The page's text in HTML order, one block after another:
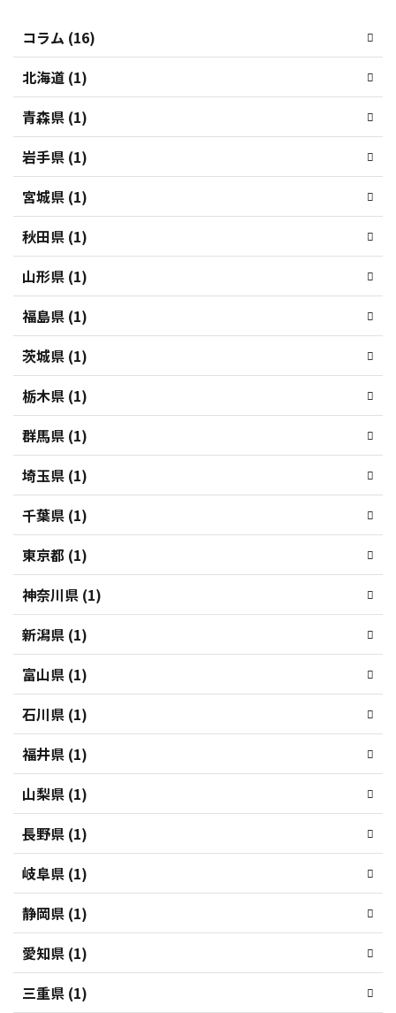
コラム (16)
北海道 (1)
青森県 (1)
岩手県 (1)
宮城県 (1)
秋田県 (1)
山形県 (1)
福島県 (1)
茨城県 (1)
栃木県 (1)
群馬県 (1)
埼玉県 (1)
千葉県 (1)
東京都 (1)
神奈川県 (1)
新潟県 (1)
富山県 (1)
石川県 (1)
福井県 (1)
山梨県 (1)
長野県 (1)
岐阜県 (1)
静岡県 (1)
愛知県 (1)
三重県 (1)